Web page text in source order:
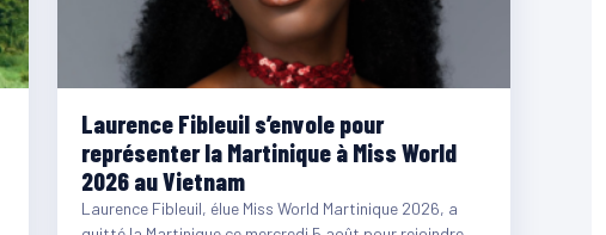
Laurence Fibleuil s’envole pour
représenter la Martinique à Miss World
2026 au Vietnam
Laurence Fibleuil, élue Miss World Martinique 2026, a